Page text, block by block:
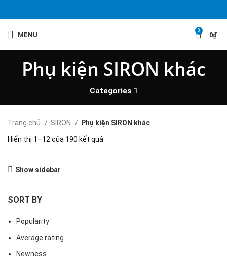
MENU
0
0₫
Phụ kiện SIRON khác
Categories
Trang chủ SIRON
Phụ kiện SIRON khác
Hiển thị 1–12 của 190 kết quả
Show sidebar
SORT BY
Popularity
Average rating
Newness